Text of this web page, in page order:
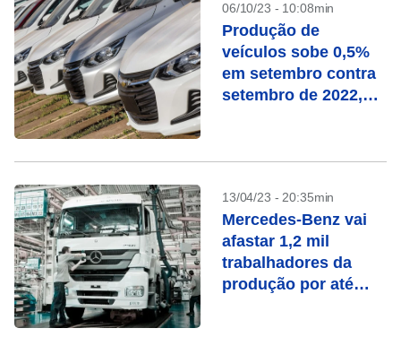
06/10/23 - 10:08min
Produção de
veículos sobe 0,5%
em setembro contra
setembro de 2022,
13/04/23 - 20:35min
Mercedes-Benz vai
afastar 1,2 mil
trabalhadores da
produção por até